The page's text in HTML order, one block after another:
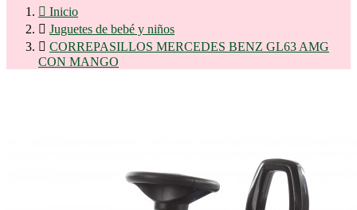
 Inicio
 Juguetes de bebé y niños
 CORREPASILLOS MERCEDES BENZ GL63 AMG
CON MANGO